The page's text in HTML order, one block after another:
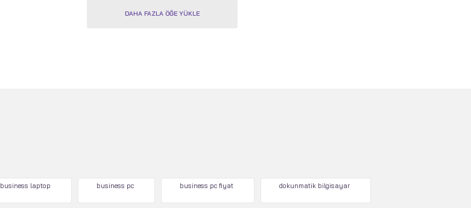
DAHA FAZLA ÖĞE YÜKLE
business laptop business pc business pc fiyat dokunmatik bilgisayar